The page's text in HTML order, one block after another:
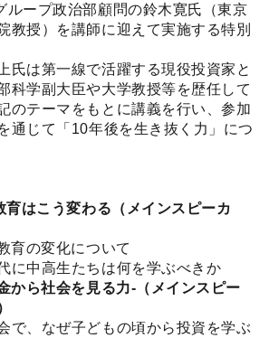
ループ政治部顧問の鈴木寛氏（東京
教授）を講師に迎えて実施する特別
氏は第一線で活躍する現役投資家と
科学副大臣や大学教授等を歴任して
のテーマをもとに講義を行い、参加
通じて「10年後を生き抜く力」につ
はこう変わる（メインスピーカ
育の変化について
に中高生たちは何を学ぶべきか
から社会を見る力-（メインスピー
で、なぜ子どもの頃から投資を学ぶ